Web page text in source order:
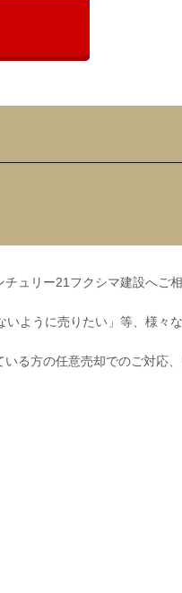
ュリー21フクシマ建設へご相
ように売りたい」等、様々
る方の任意売却でのご対応